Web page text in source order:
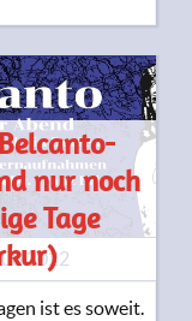
nur noch
Tage
ist es soweit.